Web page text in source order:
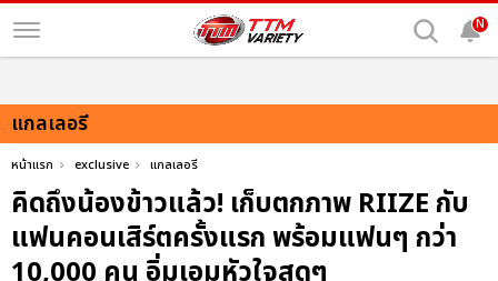
N
แกลเลอรี
หน้าแรก exclusive แกลเลอรี
คิดถึงน้องข้าวแล้ว! เก็บตกภาพ RIIZE กับ
แฟนคอนเสิร์ตครั้งแรก พร้อมแฟนๆ กว่า